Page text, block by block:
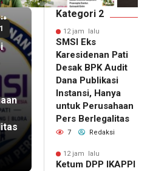
Kategori 2
12 jam lalu
SMSI Eks
Karesidenan Pati
Desak BPK Audit
Dana Publikasi
Instansi, Hanya
untuk Perusahaan
Pers Berlegalitas
7 Redaksi
12 jam lalu
Ketum DPP IKAPPI